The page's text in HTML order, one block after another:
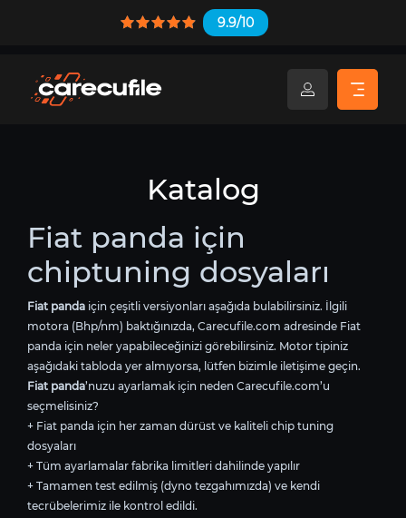
9.9/10
Katalog
Fiat panda için
chiptuning dosyaları
Fiat panda için çeşitli versiyonları aşağıda bulabilirsiniz. İlgili
motora (Bhp/nm) baktığınızda, Carecufile.com adresinde Fiat
panda için neler yapabileceğinizi görebilirsiniz. Motor tipiniz
aşağıdaki tabloda yer almıyorsa, lütfen bizimle iletişime geçin.
Fiat panda’nuzu ayarlamak için neden Carecufile.com’u
seçmelisiniz?
+ Fiat panda için her zaman dürüst ve kaliteli chip tuning
dosyaları
+ Tüm ayarlamalar fabrika limitleri dahilinde yapılır
+ Tamamen test edilmiş (dyno tezgahımızda) ve kendi
tecrübelerimiz ile kontrol edildi.